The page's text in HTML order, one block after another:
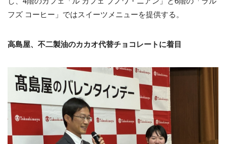
フズ コーヒー」ではスイーツメニューを提供する。
高島屋、不二製油のカカオ代替チョコレートに着目